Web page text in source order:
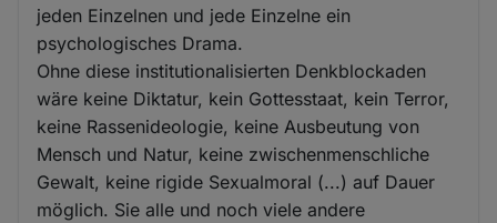
jeden Einzelnen und jede Einzelne ein
psychologisches Drama.
Ohne diese institutionalisierten Denkblockaden
wäre keine Diktatur, kein Gottesstaat, kein Terror,
keine Rassenideologie, keine Ausbeutung von
Mensch und Natur, keine zwischenmenschliche
Gewalt, keine rigide Sexualmoral (...) auf Dauer
möglich. Sie alle und noch viele andere